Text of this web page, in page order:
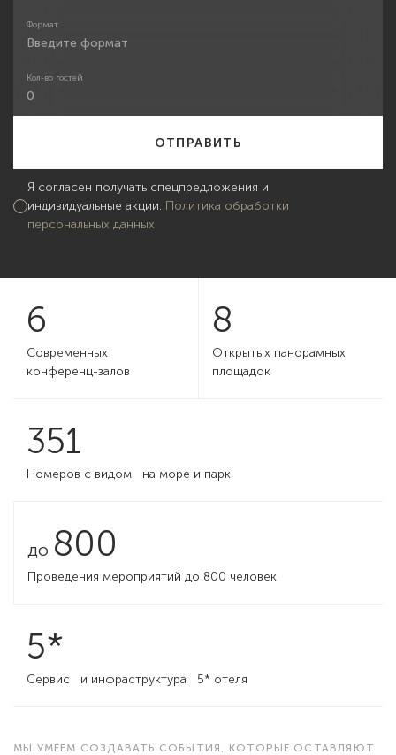
Формат
Кол-во гостей
Я согласен получать спецпредложения и
индивидуальные акции. Политика обработки
персональных данных
6
Современных
конференц-залов
8
Открытых панорамных
площадок
351
Номеров с видом на море и парк
до 800
Проведения мероприятий до 800 человек
5*
Сервис и инфраструктура 5* отеля
МЫ УМЕЕМ СОЗДАВАТЬ СОБЫТИЯ, КОТОРЫЕ ОСТАВЛЯЮТ